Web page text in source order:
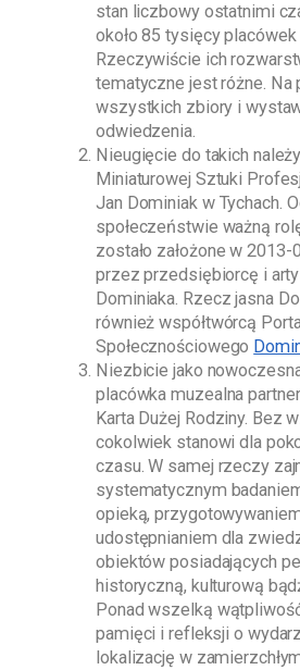
stan liczbowy ostatnimi
około 85 tysięcy
Rzeczywiście ich
tematyczne jest różne. Na
wszystkich zbiory i
odwiedzenia.
Nieugięcie do takich należy
Miniaturowej Sztuki
Jan Dominiak w Tychach.
społeczeństwie ważną
zostało założone w2013-
przez przedsiębiorcę i
Dominiaka. Rzecz jasna
również współtwórcą
Społecznościowego
Niezbicie jako
placówka muzealna
Karta Dużej Rodziny. Bez
cokolwiek stanowi dla
czasu. W samej rzeczy
systematycznym
opieką,
udostępnianiem dla
obiektów posiadających
historyczną, kulturową
Ponad wszelką
pamięci i refleksji o
lokalizację w